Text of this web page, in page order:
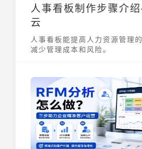
人事看板制作步骤介
云
人事看板能提高人力资源管理
减少管理成本和风险。